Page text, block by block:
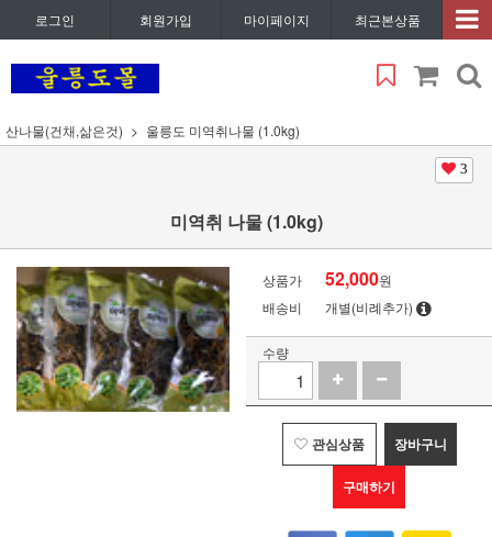
로그인 회원가입 마이페이지 최근본상품
산나물(건채,삶은것) 울릉도 미역취나물 (1.0kg)
3
미역취 나물 (1.0kg)
상품가 52,000원
배송비
개별(비례추가)
수량
관심상품 장바구니
구매하기